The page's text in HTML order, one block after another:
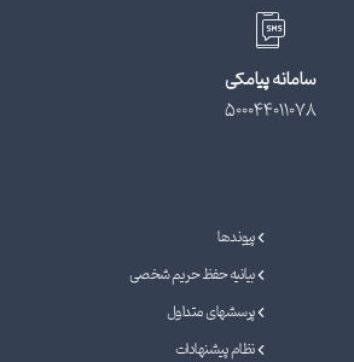
سامانه پیامکی
500044011078
پیوندها
بیانیه حفظ حریم شخصی
پرسشهای متداول
نظام پیشنهادات